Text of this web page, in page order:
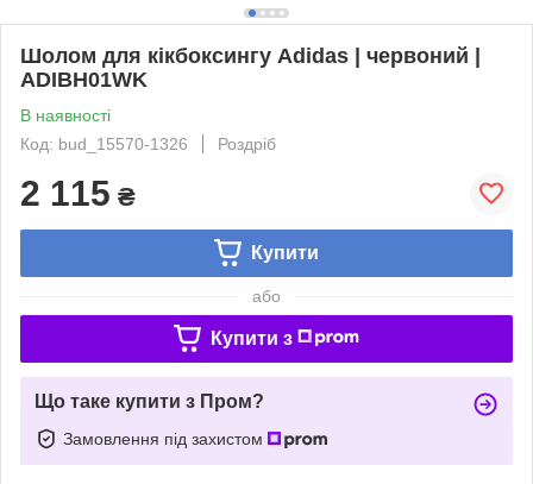
Шолом для кікбоксингу Adidas | червоний |
ADIBH01WK
В наявності
Код: bud_15570-1326
Роздріб
2 115 ₴
Купити
або
Купити з
Що таке купити з Пром?
Замовлення під захистом